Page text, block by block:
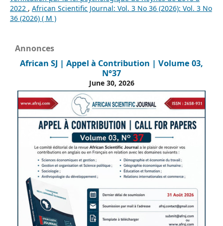
2022 , African Scientific Journal: Vol. 3 No 36 (2026): Vol. 3 No
36 (2026) ( M )
Annonces
African SJ | Appel à Contribution | Volume 03,
N°37
June 30, 2026